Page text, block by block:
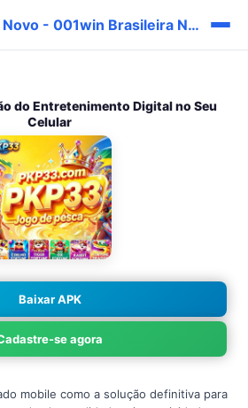
001win Oficial Novo - 001win Brasileira Novo Fácil 🎯
do Entretenimento Digital no Seu
Celular
Baixar APK
se agora
mobile como a solução definitiva para